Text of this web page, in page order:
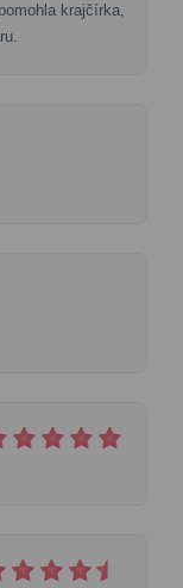
krajčírka,